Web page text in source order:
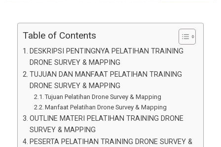
Table of Contents
DESKRIPSI PENTINGNYA PELATIHAN TRAINING
DRONE SURVEY & MAPPING
TUJUAN DAN MANFAAT PELATIHAN TRAINING
DRONE SURVEY & MAPPING
Tujuan Pelatihan Drone Survey & Mapping
Manfaat Pelatihan Drone Survey & Mapping
OUTLINE MATERI PELATIHAN TRAINING DRONE
SURVEY & MAPPING
PESERTA PELATIHAN TRAINING DRONE SURVEY &